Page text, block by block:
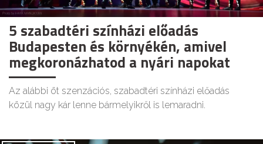
5 szabadtéri színházi előadás
Budapesten és környékén, amivel
megkoronázhatod a nyári napokat
Az alábbi öt szenzációs, szabadtéri színházi előadás
közül nagy kár lenne bármelyikről is lemaradni.